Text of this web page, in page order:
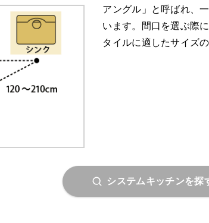
アングル」と呼ばれ、
います。間口を選ぶ際
タイルに適したサイズ
システムキッチンを探